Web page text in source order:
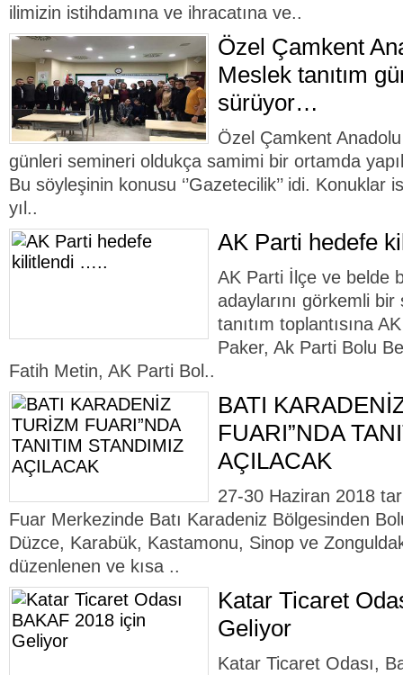
ilimizin istihdamına ve ihracatına ve..
Özel Çamkent
Meslek tanıtım
sürüyor…
Özel Çamkent
günleri semineri oldukça samimi bir ortamda
Bu söyleşinin konusu ‘’Gazetecilik’’ idi. Konuklar
yıl..
AK Parti hedefe
AK Parti İlçe ve belde
adaylarını görkemli bir
tanıtım toplantısına
Paker, Ak Parti Bolu
Fatih Metin, AK Parti Bol..
BATI
FUARI”NDA
AÇILACAK
27-30 Haziran 2018
Fuar Merkezinde Batı Karadeniz Bölgesinden
Düzce, Karabük, Kastamonu, Sinop ve
düzenlenen ve kısa ..
Katar Ticaret
Geliyor
Katar Ticaret Odası,